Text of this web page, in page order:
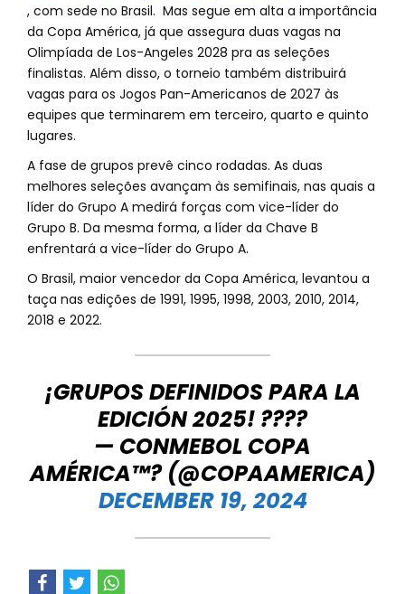
, com sede no Brasil. Mas segue em alta a importância
da Copa América, já que assegura duas vagas na
Olimpíada de Los-Angeles 2028 pra as seleções
finalistas. Além disso, o torneio também distribuirá
vagas para os Jogos Pan-Americanos de 2027 às
equipes que terminarem em terceiro, quarto e quinto
lugares.
A fase de grupos prevê cinco rodadas. As duas
melhores seleções avançam às semifinais, nas quais a
líder do Grupo A medirá forças com vice-líder do
Grupo B. Da mesma forma, a líder da Chave B
enfrentará a vice-líder do Grupo A.
O Brasil, maior vencedor da Copa América, levantou a
taça nas edições de 1991, 1995, 1998, 2003, 2010, 2014,
2018 e 2022.
¡GRUPOS DEFINIDOS PARA LA
EDICIÓN 2025! ????
— CONMEBOL COPA
AMÉRICA™? (@COPAAMERICA)
DECEMBER 19, 2024